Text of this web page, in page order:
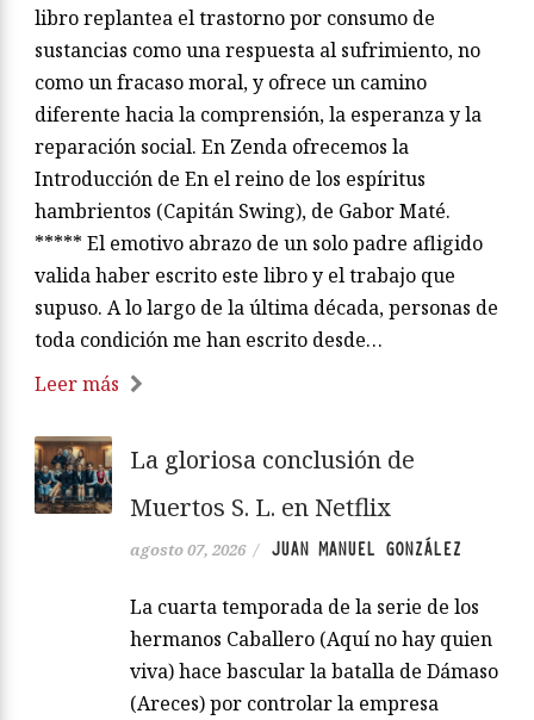
libro replantea el trastorno por consumo de
sustancias como una respuesta al sufrimiento, no
como un fracaso moral, y ofrece un camino
diferente hacia la comprensión, la esperanza y la
reparación social. En Zenda ofrecemos la
Introducción de En el reino de los espíritus
hambrientos (Capitán Swing), de Gabor Maté.
***** El emotivo abrazo de un solo padre afligido
valida haber escrito este libro y el trabajo que
supuso. A lo largo de la última década, personas de
toda condición me han escrito desde…
Leer más
La gloriosa conclusión de
Muertos S. L. en Netflix
agosto 07, 2026 / JUAN MANUEL GONZÁLEZ
La cuarta temporada de la serie de los
hermanos Caballero (Aquí no hay quien
viva) hace bascular la batalla de Dámaso
(Areces) por controlar la empresa